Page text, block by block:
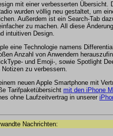
mit einer verbesserten Übersicht.
wurden völlig neu gestaltet, um
Außerdem ist ein Search-Tab
zu machen. All diese
intuitiven Design.
eine Technologie namens
Anzahl von Anwendern
und Emoji-, sowie Spotlight
zu verbessern.
neuen Apple Smartphone mit
Tarifpaketübersicht mit den iPhone
ohne Laufzeitvertrag in unserer
Nachrichten: